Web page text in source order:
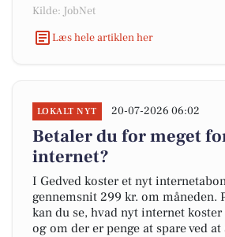
Kilde: JobNet
Læs hele artiklen her
LOKALT NYT 20-07-2026 06:02
Betaler du for meget
internet?
I Gedved koster et nyt
gennemsnit 299 kr. om måneden.
kan du se, hvad nyt internet
og om der er penge at spare ved at